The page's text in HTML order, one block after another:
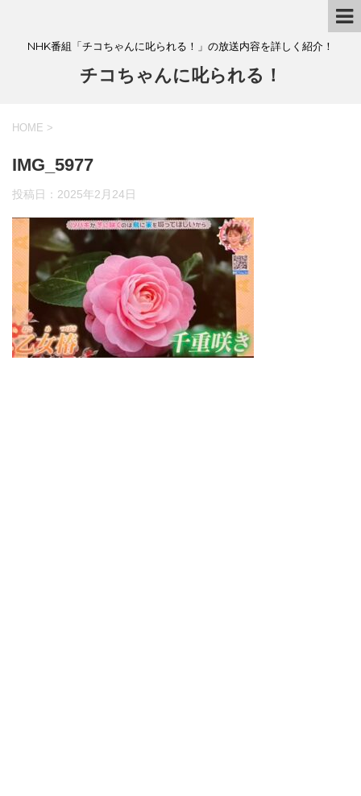
NHK番組「チコちゃんに叱られる！」の放送内容を詳しく紹介！
チコちゃんに叱られる！
HOME >
IMG_5977
投稿日： 2025年2月24日